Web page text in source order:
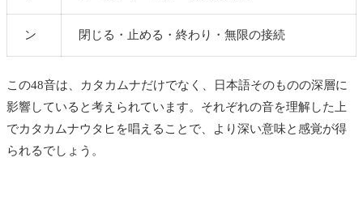
ン 閉じる・止める・終わり・無限の接続
この48音は、カタカムナだけでなく、日本語そのものの深層に
影響していると考えられています。それぞれの音を理解した上
でカタカムナウタヒを唱えることで、より深い意味と感覚が得
られるでしょう。